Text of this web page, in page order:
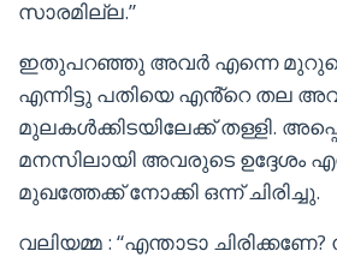
സാരമില്ല.”
ഇതുപറഞ്ഞു അവർ എന്നെ മുറുക്കെ
എന്നിട്ടു പതിയെ എൻ്റെ തല
മുലകൾക്കിടയിലേക്ക് തള്ളി.
മനസിലായി അവരുടെ ഉദ്ദേശം
മുഖത്തേക്ക് നോക്കി ഒന്ന് ചിരിച്ചു.
വലിയമ്മ : “എന്താടാ ചിരിക്കണേ?